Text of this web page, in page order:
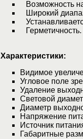
Возможность
Широкий
Герметичность.
Характеристики:
Видимое
Угловое поле
Удаление
Световой
Диаметр
Напряжение
Источник
Габаритные